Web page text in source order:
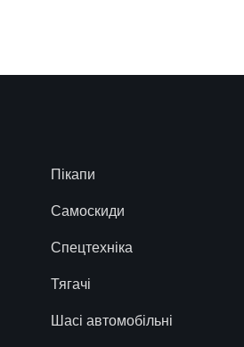
Пікапи
Самоскиди
Спецтехніка
Тягачі
Шасі автомобільні